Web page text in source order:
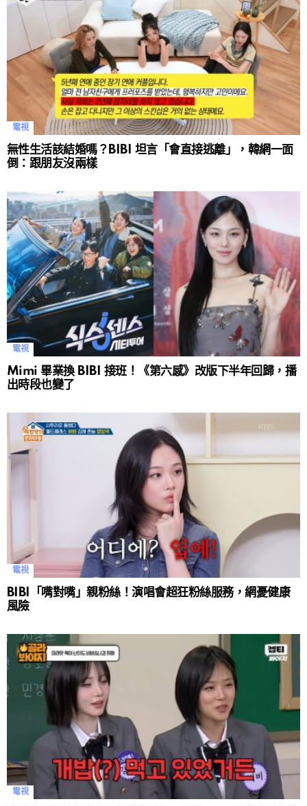
電視
無性生活該結婚嗎？BIBI 坦言「會直接逃離」，韓網一面
倒：跟朋友沒兩樣
電視
Mimi 畢業換 BIBI 接班！《第六感》改版下半年回歸，播
出時段也變了
電視
BIBI「嘴對嘴」親粉絲！演唱會超狂粉絲服務，網憂健康
風險
電視